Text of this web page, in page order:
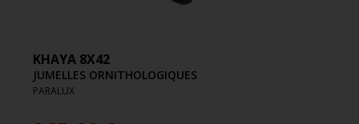
KHAYA 8X42
JUMELLES ORNITHOLOGIQUES
PARALUX